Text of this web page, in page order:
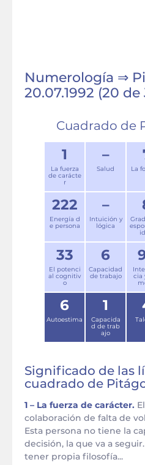
Numerología ⇒
20.07.1992 (20
Cuadrado de
1
La fuerza
de carácte
r
–
Salud La
222
Energía d
e persona
–
Intuición y
lógica
33
El potenci
al cognitiv
o
6
Capacidad
de trabajo
cia
6
Autoestima
1
Capacida
d de trab
ajo
Significado de las
cuadrado de
1 – La fuerza de carácter.
colaboración de falta de
Esta persona no tiene la
decisión, la que va a
tener propia filosofía...